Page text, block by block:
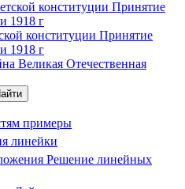
конституции Принятие
1918 г
Великая Отечественная
примеры
линейки
Решение линейных